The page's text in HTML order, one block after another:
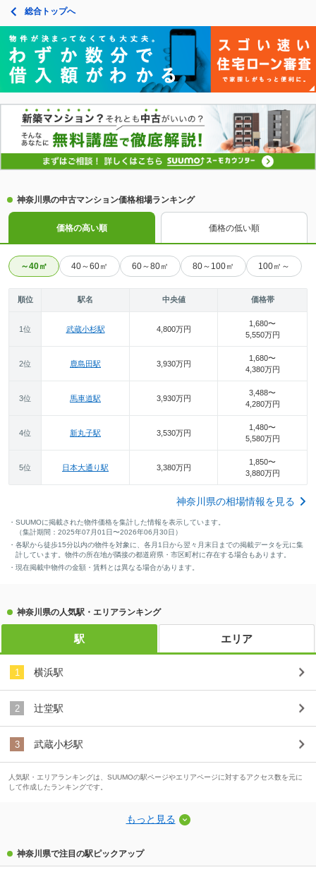
総合トップへ
神奈川県の中古マンション価格相場ランキング
価格の高い順 価格の低い順
～40㎡ 40～60㎡ 60～80㎡ 80～100㎡ 100㎡～
順位 駅名 中央値 価格帯
1位 武蔵小杉駅 4,800万円
1,680〜
5,550万円
2位 鹿島田駅 3,930万円
1,680〜
4,380万円
3位 馬車道駅 3,930万円
3,488〜
4,280万円
4位 新丸子駅 3,530万円
1,480〜
5,580万円
5位 日本大通り駅 3,380万円
1,850〜
3,880万円
神奈川県の相場情報を見る
・SUUMOに掲載された物件価格を集計した情報を表示しています。
（集計期間：2025年07月01日〜2026年06月30日）
・各駅から徒歩15分以内の物件を対象に、各月1日から翌々月末日までの掲載データを元に集
計しています。物件の所在地が隣接の都道府県・市区町村に存在する場合もあります。
・現在掲載中物件の金額・賃料とは異なる場合があります。
神奈川県の人気駅・エリアランキング
駅 エリア
1 横浜駅
2 辻堂駅
3 武蔵小杉駅
人気駅・エリアランキングは、SUUMOの駅ページやエリアページに対するアクセス数を元に
して作成したランキングです。
もっと見る
神奈川県で注目の駅ピックアップ